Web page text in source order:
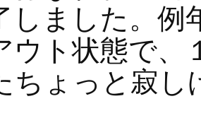
しました。例
ウト状態で、
ちょっと寂し